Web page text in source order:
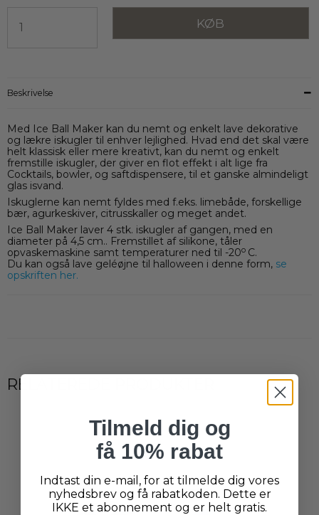
KØB
Beskrivelse
Med Ice Ball Maker kan du nemt og enkelt lave dekorative
og lækre iskugler til enhver lejlighed. Hvad end det skal være
helt klassisk eller mere kreativt, kan du nemt og enkelt
fremstille iskugler, der giver en flot effekt i alt lige fra
Cocktails, bowler, og saftdispensere, til et ganske almindeligt
glas isvand.
Iskuglerne kan nemt fyldes med f.eks. limebåde, forskellige
bær, agurkeskiver, citrusskaller og meget andet.
Ice Ball Maker laver 4 stk. iskugler af gangen, med en
diameter på 4,5 cm.. Fremstillet af silikone, tåler
opvaskemaskine samt temperaturer ned til -20o C.
Du kan også lave geléøjne til halloween i denne form, se
opskriften her.
RELATEREDE PRODUKTER
Tilmeld dig og
få 10% rabat
Indtast din e-mail, for at tilmelde dig vores
nyhedsbrev og få rabatkoden. Dette er
IKKE et abonnement og er helt gratis.